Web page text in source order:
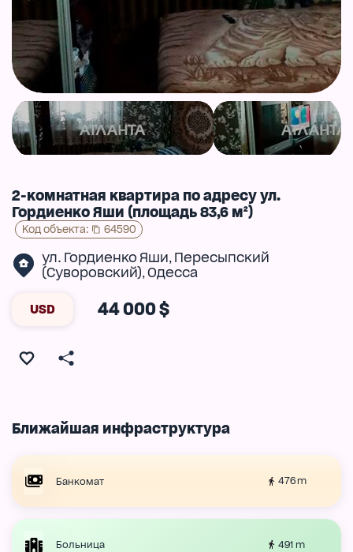
2-комнатная квартира по адресу ул.
Гордиенко Яши (площадь 83,6 м²)
Код объекта: 64590
ул. Гордиенко Яши, Пересыпский
(Суворовский),Одесса
USD 44 000 $
Ближайшая инфраструктура
Банкомат 476 m
Больница 491 m